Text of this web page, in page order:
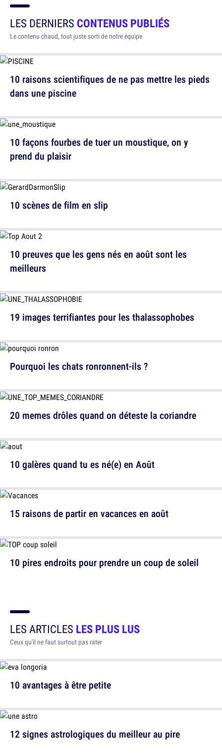
LES DERNIERS CONTENUS PUBLIÉS
Le contenu chaud, tout juste sorti de notre équipe
10 raisons scientifiques de ne pas mettre les pieds
dans une piscine
10 scènes de film en slip
19 images terrifiantes pour les thalassophobes
20 memes drôles quand on déteste la coriandre
15 raisons de partir en vacances en août
10 façons fourbes de tuer un moustique, on y
prend du plaisir
10 preuves que les gens nés en août sont les
meilleurs
Pourquoi les chats ronronnent-ils ?
10 galères quand tu es né(e) en Août
10 pires endroits pour prendre un coup de soleil
LES ARTICLES LES PLUS LUS
Ceux qu'il ne faut surtout pas rater
10 avantages à être petite
12 signes astrologiques du meilleur au pire